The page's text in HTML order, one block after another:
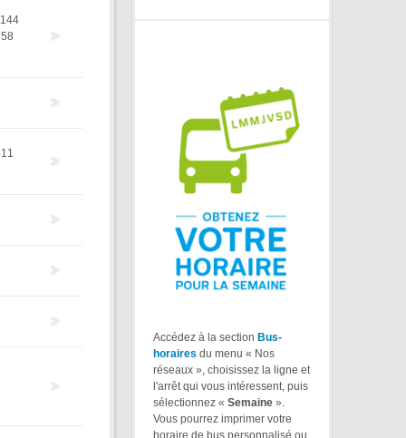
144
Accédez à la section Bus-
horaires du menu « Nos
réseaux », choisissez la ligne et
l'arrêt qui vous intéressent, puis
sélectionnez « Semaine ».
Vous pourrez imprimer votre
horaire de bus personnalisé ou